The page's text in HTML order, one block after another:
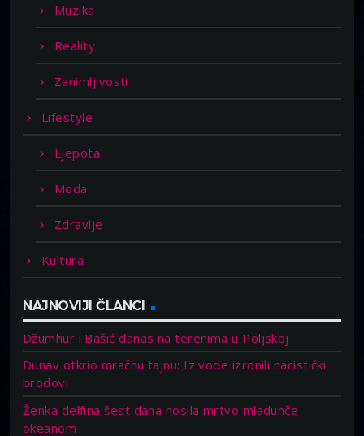
Muzika
Reality
Zanimljivosti
Lifestyle
Ljepota
Moda
Zdravlje
Kultura
NAJNOVIJI ČLANCI
Džumhur i Bašić danas na terenima u Poljskoj
Dunav otkrio mračnu tajnu: Iz vode izronili nacistički
brodovi
Ženka delfina šest dana nosila mrtvo mladunče
okeanom